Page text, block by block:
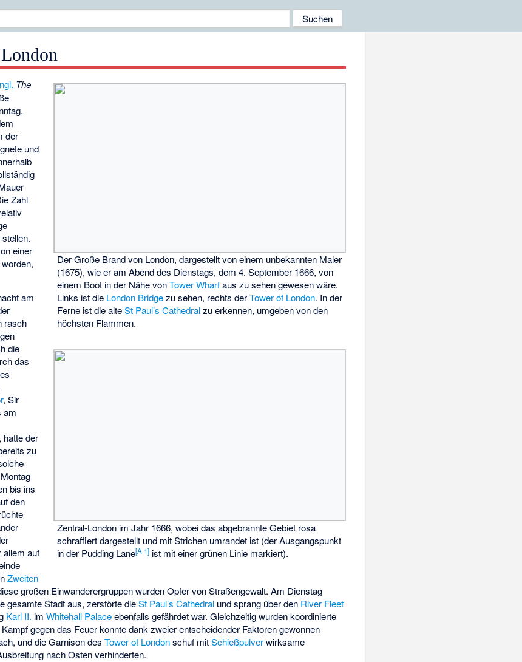
Der Große Brand von London, dargestellt von einem unbekannten Maler
(1675), wie er am Abend des Dienstags, dem 4. September 1666, von
einem Boot in der Nähe vonTower Wharfaus zu sehen gewesen wäre.
Links ist die London Bridgezu sehen, rechts derTower of London. In der
Ferne ist die alteSt Paul’s Cathedralzu erkennen, umgeben von den
höchsten Flammen.
Zentral-London im Jahr 1666, wobei das abgebrannte Gebiet rosa
schraffiert dargestellt und mit Strichen umrandet ist (der Ausgangspunkt
in der Pudding Lane[A 1] ist mit einer grünen Linie markiert).
The
der
und
Zahl
einer
am
rasch
die
das
, Sir
am
hatte der
zu
bis ins
den
allem auf
Zweiten
großen Einwanderergruppen wurden Opfer von Straßengewalt. Am Dienstag
gesamte Stadt aus, zerstörte dieSt Paul’s Cathedral und sprang über den River Fleet
Karl II. imWhitehall Palaceebenfalls gefährdet war. Gleichzeitig wurden koordinierte
gegen das Feuer konnte dank zweier entscheidender Faktoren gewonnen
und die Garnison desTower of Londonschuf mitSchießpulverwirksame
nach Osten verhinderten.